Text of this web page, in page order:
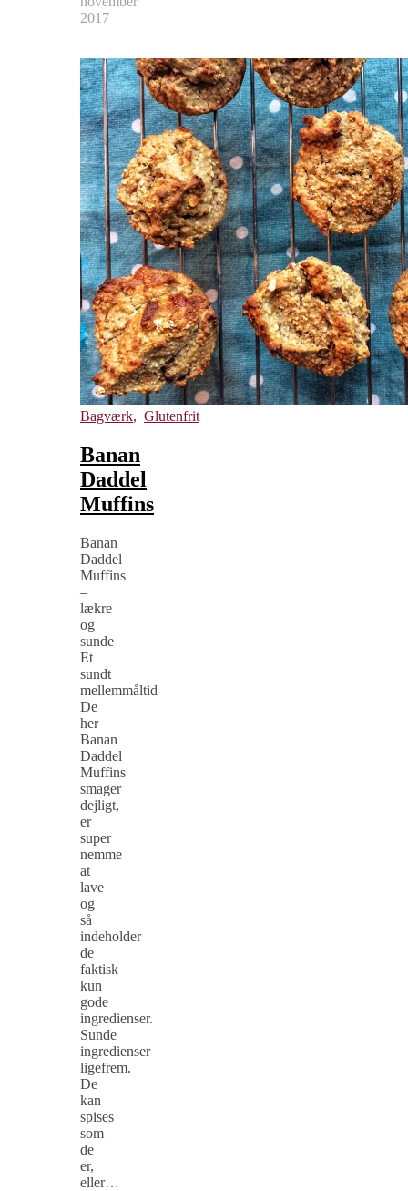
2017
Bagværk, Glutenfrit
Banan
Daddel
Muffins
Banan
Daddel
Muffins
–
lækre
og
sunde
Et
sundt
mellemmåltid
De
her
Banan
Daddel
Muffins
smager
dejligt,
er
super
nemme
at
lave
og
så
indeholder
de
faktisk
kun
gode
ingredienser.
Sunde
ingredienser
ligefrem.
De
kan
spises
som
de
er,
eller…